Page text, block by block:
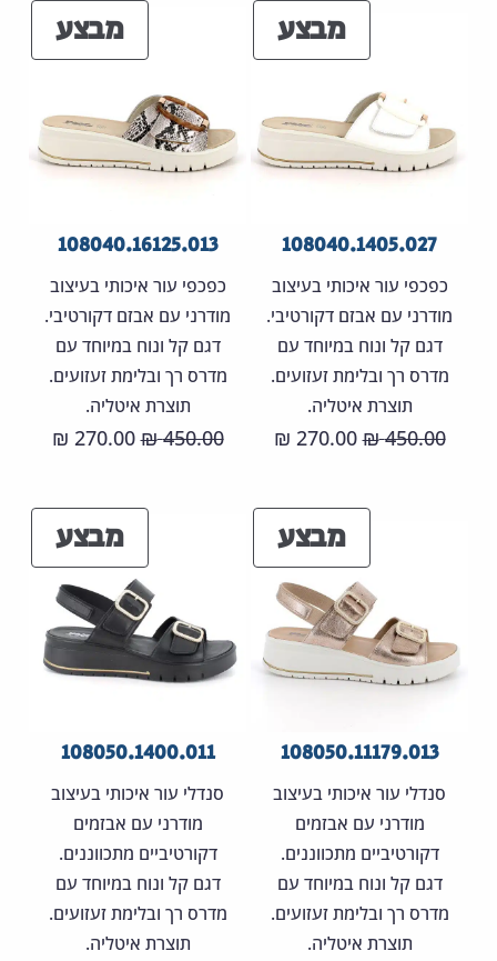
450.00 ₪.
450.00 ₪.
מבצעמוצרים
במבצע
108040.1405.027
כפכפי עור איכותי בעיצוב
מודרני עם אבזם דקורטיבי.
דגם קל ונוח במיוחד עם
מדרס רך ובלימת זעזועים.
תוצרת איטליה.
450.00
₪ המחיר
היה:
450.00 ₪.
270.00
₪
המחיר
הוא:
מבצע
108040.16125.013
כפכפי עור איכותי בעיצוב
מודרני עם אבזם דקורטיבי.
דגם קל ונוח במיוחד עם
מדרס רך ובלימת זעזועים.
תוצרת איטליה.
450.00
₪ המחיר
היה:
450.00 ₪.
270.00
₪
הוא:
מבצעמוצרים
במבצע
108050.11179.013
סנדלי עור איכותי בעיצוב
מודרני עם אבזמים
דקורטיביים מתכווננים.
דגם קל ונוח במיוחד עם
מדרס רך ובלימת זעזועים.
תוצרת איטליה.
מבצע
108050.1400.011
סנדלי עור איכותי בעיצוב
מודרני עם אבזמים
דקורטיביים מתכווננים.
דגם קל ונוח במיוחד עם
מדרס רך ובלימת זעזועים.
תוצרת איטליה.